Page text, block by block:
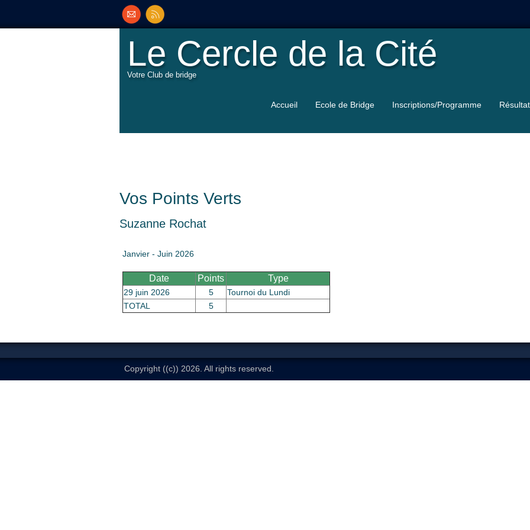
Le Cercle de la Cité
Votre Club de bridge
Accueil Ecole de Bridge Inscriptions/Programme
Vos Points Verts
Suzanne Rochat
Janvier - Juin 2026
Date Points Type
29 juin 2026 5
Tournoi du Lundi
TOTAL
5
Copyright ((c)) 2026. All rights reserved.